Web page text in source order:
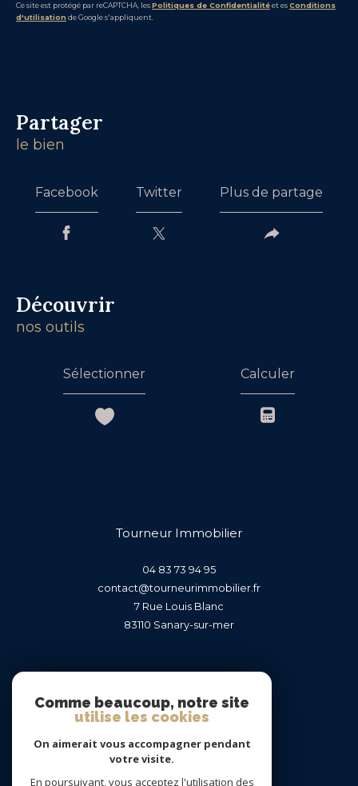
Ce site est protégé par reCAPTCHA, lesPolitiques de Confidentialitéet esConditions
d'utilisation de Google s'appliquent.
partager
le bien
Facebook Twitter Plus de partage
découvrir
nos outils
Sélectionner Calculer
Tourneur Immobilier
04 83 73 94 95
contact@tourneurimmobilier.fr
7 Rue Louis Blanc
83110
sanary-sur-mer
Comme beaucoup, notre site
utilise les cookies
On aimerait vous accompagner pendant
votre visite.
En poursuivant, vous acceptez l'utilisation des